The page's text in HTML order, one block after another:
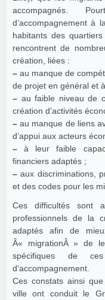
accompagnés.
d’accompagnement à
habitants des
rencontrent de
création, liées :
– au manque de
de projet en général et
– au faible niveau de
création d’activités
– au manque de liens
d’appui aux acteurs
– à leur faible
financiers adaptés ;
– aux discriminations,
et des codes pour les
Ces difficultés sont
professionnels de la
adaptés afin de
Â« migrationÂ » de
spécifiques de
d’accompagnement.
Ces constats ainsi
ville ont conduit le